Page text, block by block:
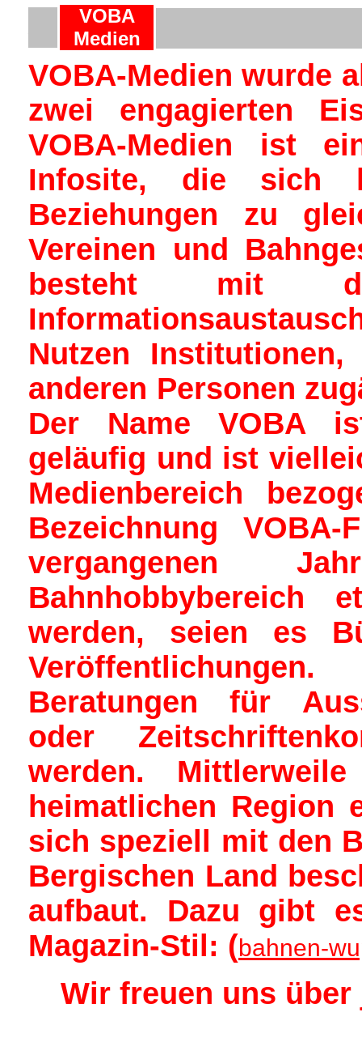
VOBA
Medien
VOBA-Medien wurde
zwei engagierten
VOBA-Medien ist
Infosite, die sich
Beziehungen zu
Vereinen und
besteht mit
Nutzen
anderen Personen
Der Name VOBA
geläufig und ist
Medienbereich
Bezeichnung
vergangenen
Bahnhobbybereich
werden, seien es
Beratungen für
oder
werden.
heimatlichen Region
sich speziell mit den
Bergischen Land
aufbaut. Dazu gibt
Magazin-Stil: (bahnen-
Wir freuen uns